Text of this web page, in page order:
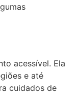
acessível. Ela
e até
cuidados de